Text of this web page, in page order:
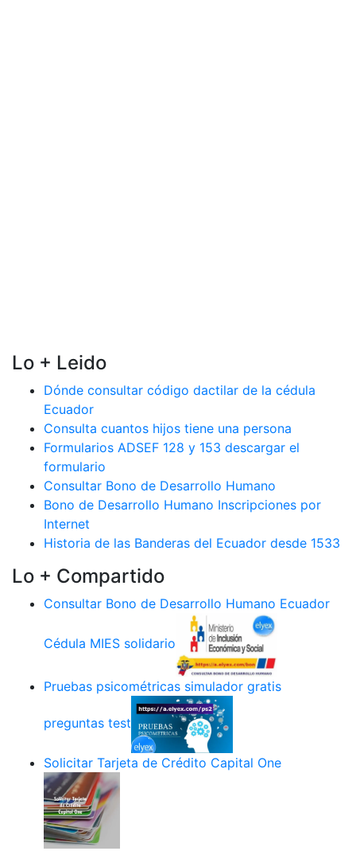
Lo + Leido
Dónde consultar código dactilar de la cédula
Ecuador
Consulta cuantos hijos tiene una persona
Formularios ADSEF 128 y 153 descargar el
formulario
Consultar Bono de Desarrollo Humano
Bono de Desarrollo Humano Inscripciones por
Internet
Historia de las Banderas del Ecuador desde 1533
Lo + Compartido
Consultar Bono de Desarrollo Humano Ecuador
Cédula MIES solidario
Pruebas psicométricas simulador gratis
preguntas test
Solicitar Tarjeta de Crédito Capital One